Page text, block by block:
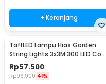
+ Keranjang
TaffLED Lampu Hias Gorden
String Lights 3x3M 300 LED Cool
White 18W - 300L
Rp57.500
Rp96.900 41%